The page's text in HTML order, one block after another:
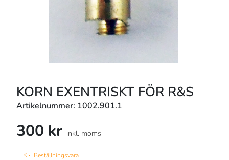
KORN EXENTRISKT FÖR R&S
Artikelnummer: 1002.901.1
300 kr inkl. moms
Beställningsvara